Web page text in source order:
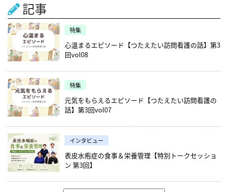
記事
特集
心温まるエピソード【つたえたい訪問看護の話】第3
回vol08
特集
元気をもらえるエピソード【つたえたい訪問看護の
話】第3回vol07
インタビュー
表皮水疱症の食事＆栄養管理【特別トークセッショ
ン 第3回】